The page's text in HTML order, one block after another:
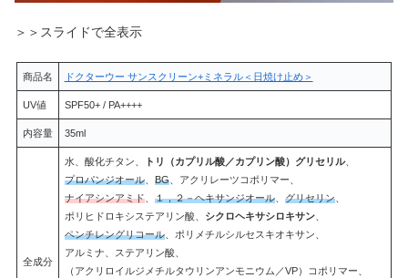
＞＞スライドで全表示
商品名 ドクターウー サンスクリーン+ミネラル＜日焼け止め＞
UV値 SPF50+ / PA++++
内容量 35ml
全成分
水、酸化チタン、 トリ（カプリル酸／カプリン酸）グリセリル、
プロパンジオール、 BG、アクリレーツコポリマー、
ナイアシンアミド、 １，２－ヘキサンジオール、 グリセリン、
ポリヒドロキシステアリン酸、
シクロヘキサシロキサン、
ペンチレングリコール、ポリメチルシルセスキオキサン、
アルミナ、ステアリン酸、
（アクリロイルジメチルタウリンアンモニウム／VP）コポリマー、